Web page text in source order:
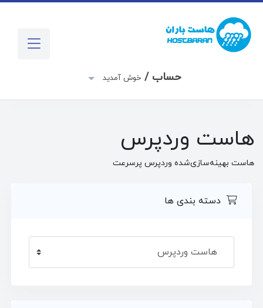
حساب /خوش آمدید
هاست وردپرس
هاست بهینه‌سازی‌شده وردپرس پرسرعت
دسته بندی ها